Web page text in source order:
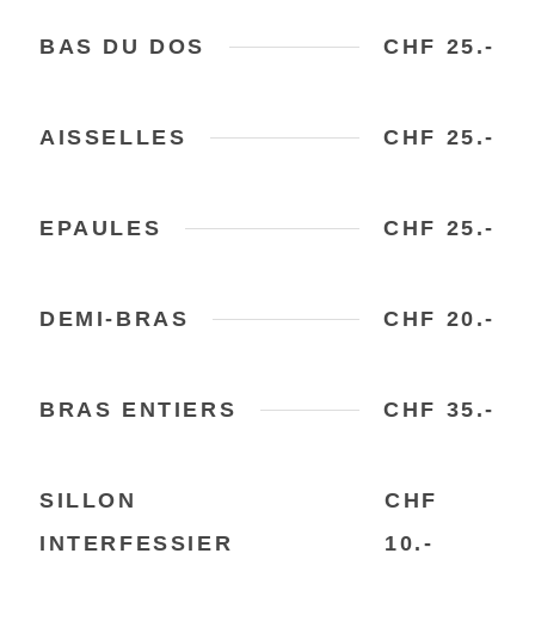
BAS DU DOS CHF 25.-
AISSELLES CHF 25.-
EPAULES CHF 25.-
DEMI-BRAS CHF 20.-
BRAS ENTIERS CHF 35.-
SILLON
INTERFESSIER
CHF
10.-